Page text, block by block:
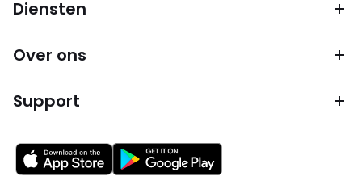
Diensten
Over ons
Support